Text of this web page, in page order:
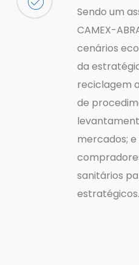
Sendo um
CAMEX-
cenários
da
reciclagem
de
mercados;
sanitários
estratégicos.